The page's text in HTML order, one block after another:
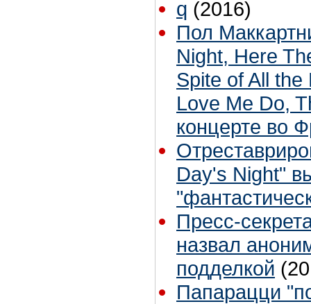
q (2016)
Пол
Night, Here
Spite of All the
Love Me Do,
концерте во
Day's Night"
Пресс-
назвал
подделкой
Папарацци